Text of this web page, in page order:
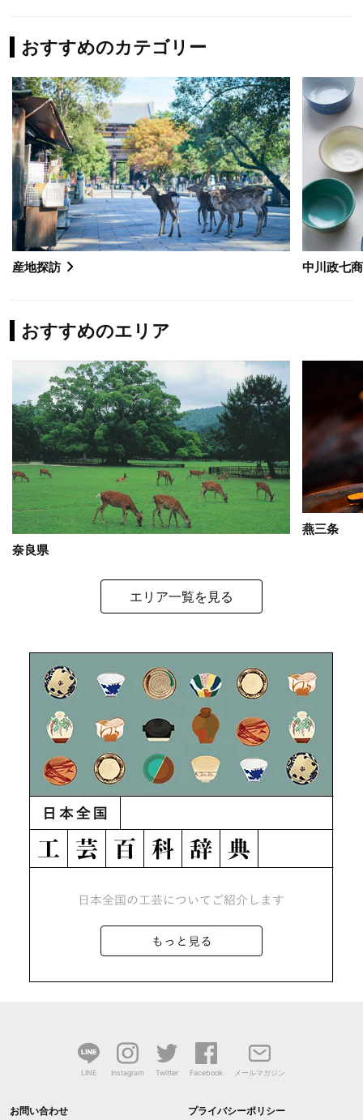
おすすめのカテゴリー
産地探訪 中川政七
おすすめのエリア
奈良県
燕三条
エリア一覧を見る
LINE Instagram Twitter Facebook メールマガジン
お問い合わせ プライバシーポリシー